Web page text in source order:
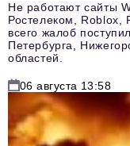
Не работают сайты
Ростелеком,
всего жалоб
Петербурга,
областей.
06 августа 13:58